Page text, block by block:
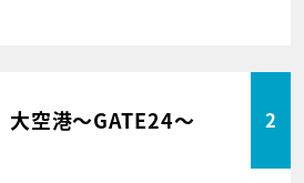
大空港～GATE24～ 2